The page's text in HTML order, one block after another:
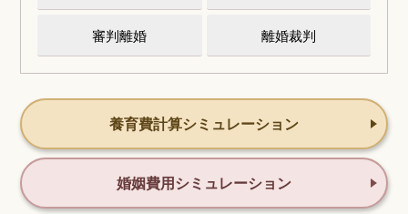
審判離婚 離婚裁判
養育費計算シミュレーション
婚姻費用シミュレーション